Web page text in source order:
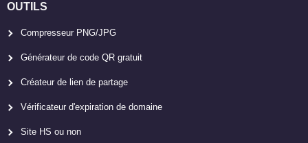
OUTILS
Compresseur PNG/JPG
Générateur de code QR gratuit
Créateur de lien de partage
Vérificateur d'expiration de domaine
Site HS ou non